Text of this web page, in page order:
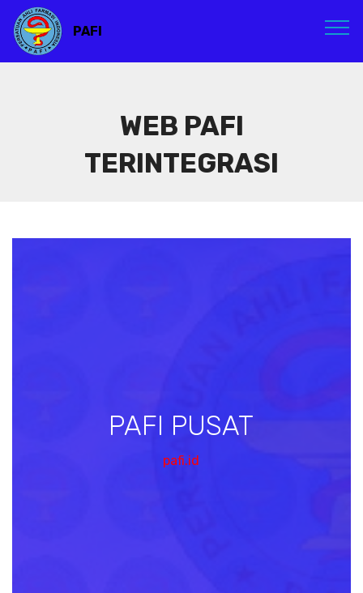
PAFI
WEB PAFI
TERINTEGRASI
PAFI PUSAT
pafi.id